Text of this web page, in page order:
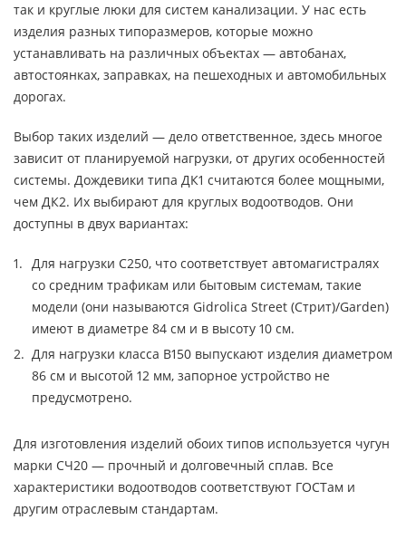
так и круглые люки для систем канализации. У нас есть
изделия разных типоразмеров, которые можно
устанавливать на различных объектах — автобанах,
автостоянках, заправках, на пешеходных и автомобильных
дорогах.
Выбор таких изделий — дело ответственное, здесь многое
зависит от планируемой нагрузки, от других особенностей
системы. Дождевики типа ДК1 считаются более мощными,
чем ДК2. Их выбирают для круглых водоотводов. Они
доступны в двух вариантах:
Для нагрузки С250, что соответствует автомагистралях
со средним трафикам или бытовым системам, такие
модели (они называются Gidrolica Street (Стрит)/Garden)
имеют в диаметре 84 см и в высоту 10 см.
Для нагрузки класса В150 выпускают изделия диаметром
86 см и высотой 12 мм, запорное устройство не
предусмотрено.
Для изготовления изделий обоих типов используется чугун
марки СЧ20 — прочный и долговечный сплав. Все
характеристики водоотводов соответствуют ГОСТам и
другим отраслевым стандартам.